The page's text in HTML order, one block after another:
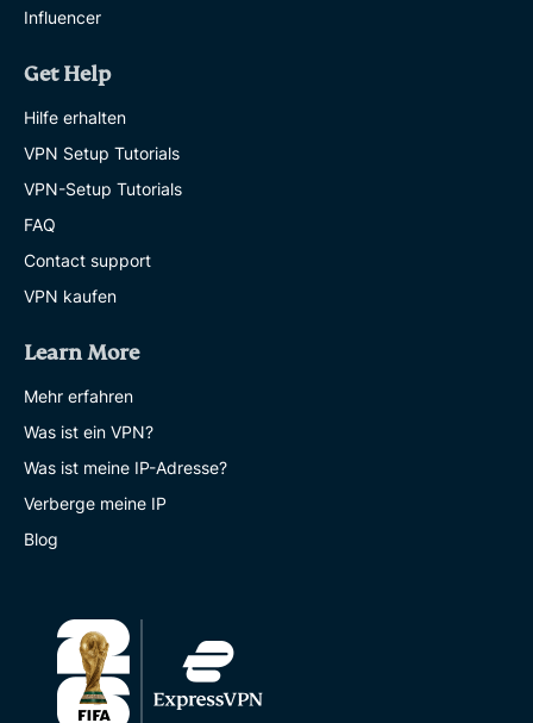
Influencer
Get Help
Hilfe erhalten
VPN Setup Tutorials
VPN-Setup Tutorials
FAQ
Contact support
VPN kaufen
Learn More
Mehr erfahren
Was ist ein VPN?
Was ist meine IP-Adresse?
Verberge meine IP
Blog